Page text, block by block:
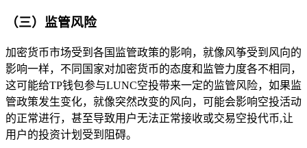
（三）监管风险
加密货币市场受到各国监管政策的影响，就像风筝受到风向的
影响一样，不同国家对加密货币的态度和监管力度各不相同，
这可能给TP钱包参与LUNC空投带来一定的监管风险，如果监
管政策发生变化，就像突然改变的风向，可能会影响空投活动
的正常进行，甚至导致用户无法正常接收或交易空投代币,让
用户的投资计划受到阻碍。